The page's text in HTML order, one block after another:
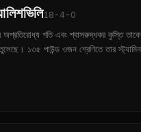
18-4-0
অপ্রতিরোধ্য গতি এবং শ্বাসরুদ্ধকর কুস্তি তাকে
১৩৫ পাউন্ড ওজন শ্রেণিতে তার